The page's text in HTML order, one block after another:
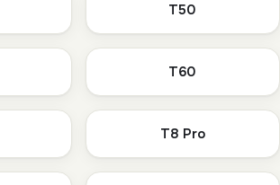
T50
T60
T8 Pro